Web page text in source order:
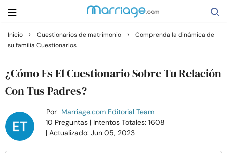
Buscar
Casarse
Relaciones
Familia
Inicio › Cuestionarios de matrimonio › Comprenda la dinámica de
su familia Cuestionarios
¿Cómo Es El Cuestionario Sobre Tu Relación
Con Tus Padres?
Por Marriage.com Editorial Team
10 Preguntas | Intentos Totales: 1608
| Actualizado: Jun 05, 2023